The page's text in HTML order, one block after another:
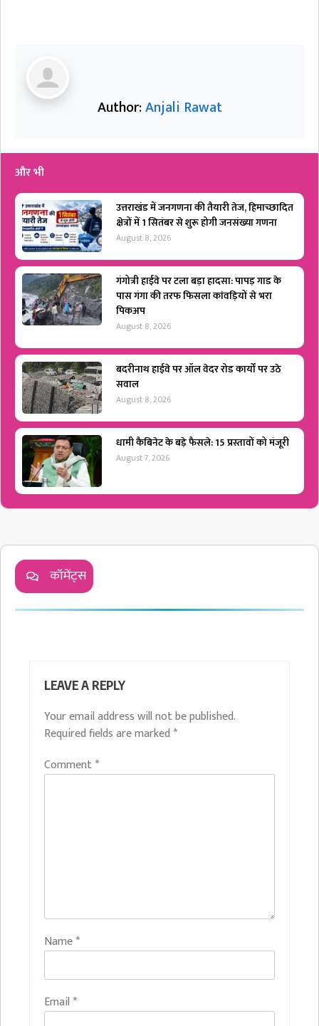
Author:Anjali Rawat
और भी
उत्तराखंड में जनगणना की तैयारी तेज, हिमाच्छादित
क्षेत्रों में 1 सितंबर से शुरू होगी जनसंख्या गणना
August 8, 2026
गंगोत्री हाईवे पर टला बड़ा हादसा: पापड़ गाड के
पास गंगा की तरफ फिसला कांवड़ियों से भरा
पिकअप
August 8, 2026
बदरीनाथ हाईवे पर ऑल वेदर रोड कार्यों पर उठे
सवाल
August 8, 2026
धामी कैबिनेट के बड़े फैसले: 15 प्रस्तावों को मंजूरी
August 7, 2026
कॉमेंट्स
LEAVE A REPLY
Your email address will not be published.
Required fields are marked *
Comment*
Name*
Email *